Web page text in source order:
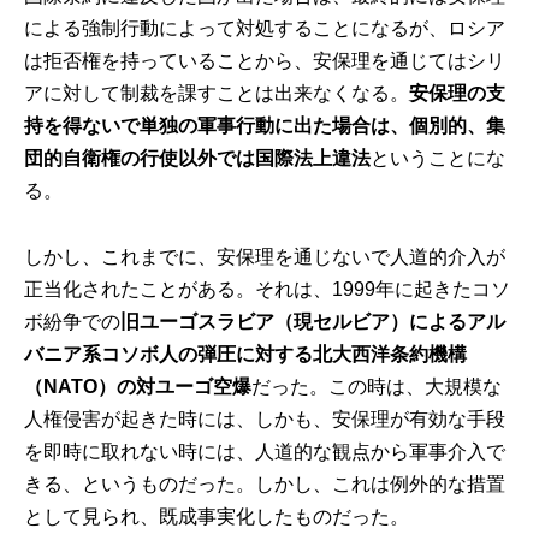
による強制行動によって対処することになるが、ロシア
は拒否権を持っていることから、安保理を通じてはシリ
アに対して制裁を課すことは出来なくなる。安保理の支
持を得ないで単独の軍事行動に出た場合は、個別的、集
団的自衛権の行使以外では国際法上違法ということにな
る。
しかし、これまでに、安保理を通じないで人道的介入が
正当化されたことがある。それは、1999年に起きたコソ
ボ紛争での 旧ユーゴスラビア（現セルビア）によるアル
バニア系コソボ人の弾圧に対する北大西洋条約機構
（NATO）の対ユーゴ空爆だった。この時は、大規模な
人権侵害が起きた時には、しかも、安保理が有効な手段
を即時に取れない時には、人道的な観点から軍事介入で
きる、というものだった。しかし、これは例外的な措置
として見られ、既成事実化したものだった。